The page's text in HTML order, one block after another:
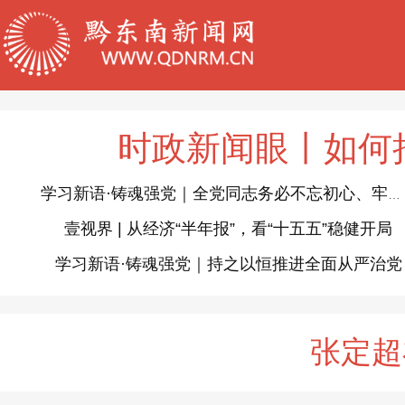
时政新闻眼丨如
壹视界 | 从经济“半年报”，看“十五五”稳健开局
学习新语·铸魂强党｜持之以恒推进全面从严治党
张定